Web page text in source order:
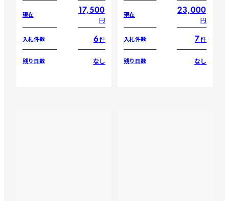
現在 17,500
円
入札件数 6件
残り日数 なし
現在 23,000
円
入札件数 7件
残り日数 なし